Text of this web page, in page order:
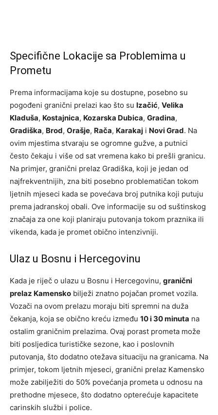
Specifične Lokacije sa Problemima u
Prometu
Prema informacijama koje su dostupne, posebno su
pogođeni granični prelazi kao što su Izačić, Velika
Kladuša, Kostajnica, Kozarska Dubica, Gradina,
Gradiška, Brod, Orašje, Rača, Karakaj i Novi Grad. Na
ovim mjestima stvaraju se ogromne gužve, a putnici
često čekaju i više od sat vremena kako bi prešli granicu.
Na primjer, granični prelaz Gradiška, koji je jedan od
najfrekventnijih, zna biti posebno problematičan tokom
ljetnih mjeseci kada se povećava broj putnika koji putuju
prema jadranskoj obali. Ove informacije su od suštinskog
značaja za one koji planiraju putovanja tokom praznika ili
vikenda, kada je promet obično intenzivniji.
Ulaz u Bosnu i Hercegovinu
Kada je riječ o ulazu u Bosnu i Hercegovinu, granični
prelaz Kamensko bilježi znatno pojačan promet vozila.
Vozači na ovom prelazu moraju biti spremni na duža
čekanja, koja se obično kreću između 10 i 30 minuta na
ostalim graničnim prelazima. Ovaj porast prometa može
biti posljedica turističke sezone, kao i poslovnih
putovanja, što dodatno otežava situaciju na granicama. Na
primjer, tokom ljetnih mjeseci, granični prelaz Kamensko
može zabilježiti do 50% povećanja prometa u odnosu na
prethodne mjesece, što dodatno opterećuje kapacitete
carinskih službi i police.